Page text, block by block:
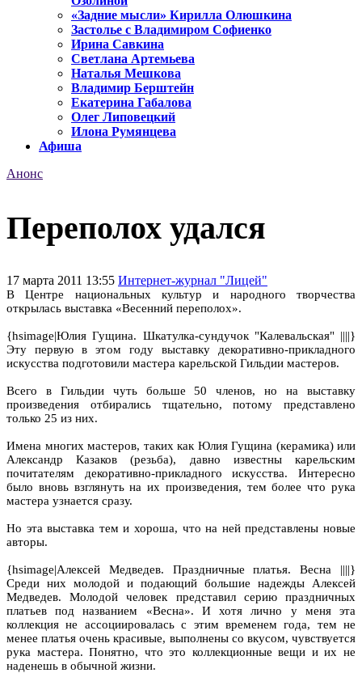
«Задние мысли» Кирилла Олюшкина
Застолье с Владимиром Софиенко
Ирина Савкина
Светлана Артемьева
Наталья Мешкова
Владимир Берштейн
Екатерина Габалова
Олег Липовецкий
Илона Румянцева
Афиша
Анонс
Переполох удался
17 марта 2011 13:55 Интернет-журнал "Лицей"
В Центре национальных культур и народного творчества
открылась выставка «Весенний переполох».
{hsimage|Юлия Гущина. Шкатулка-сундучок "Калевальская" ||||}
Эту первую в этом году выставку декоративно-прикладного
искусства подготовили мастера карельской Гильдии мастеров.
Всего в Гильдии чуть больше 50 членов, но на выставку
произведения отбирались тщательно, потому представлено
только 25 из них.
Имена многих мастеров, таких как Юлия Гущина (керамика) или
Александр Казаков (резьба), давно известны карельским
почитателям декоративно-прикладного искусства. Интересно
было вновь взглянуть на их произведения, тем более что рука
мастера узнается сразу.
Но эта выставка тем и хороша, что на ней представлены новые
авторы.
{hsimage|Алексей Медведев. Праздничные платья. Весна ||||}
Среди них молодой и подающий большие надежды Алексей
Медведев. Молодой человек представил серию праздничных
платьев под названием «Весна». И хотя лично у меня эта
коллекция не ассоциировалась с этим временем года, тем не
менее платья очень красивые, выполнены со вкусом, чувствуется
рука мастера. Понятно, что это коллекционные вещи и их не
наденешь в обычной жизни.